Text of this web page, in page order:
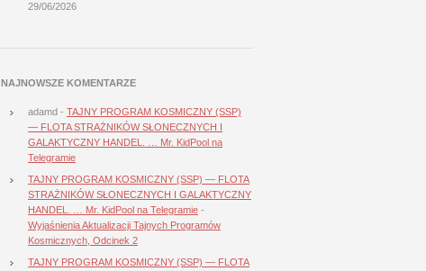
29/06/2026
NAJNOWSZE KOMENTARZE
adamd - TAJNY PROGRAM KOSMICZNY (SSP)
— FLOTA STRAŻNIKÓW SŁONECZNYCH I
GALAKTYCZNY HANDEL. … Mr. KidPool na
Telegramie
TAJNY PROGRAM KOSMICZNY (SSP) — FLOTA
STRAŻNIKÓW SŁONECZNYCH I GALAKTYCZNY
HANDEL. … Mr. KidPool na Telegramie -
Wyjaśnienia Aktualizacji Tajnych Programów
Kosmicznych, Odcinek 2
TAJNY PROGRAM KOSMICZNY (SSP) — FLOTA